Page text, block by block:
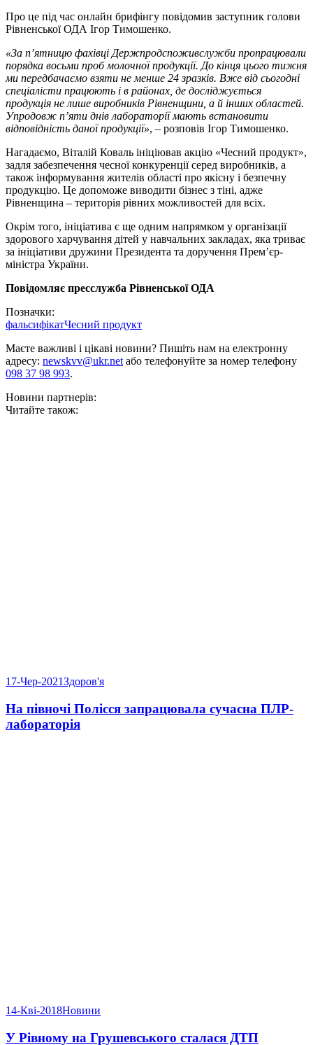
Про це під час онлайн брифінгу повідомив заступник голови
Рівненської ОДА Ігор Тимошенко.
«За п’ятницю фахівці Держпродспоживслужби пропрацювали
порядка восьми проб молочної продукції. До кінця цього тижня
ми передбачаємо взяти не менше 24 зразків. Вже від сьогодні
спеціалісти працюють і в районах, де досліджується
продукція не лише виробників Рівненщини, а й інших областей.
Упродовж п’яти днів лабораторії мають встановити
відповідність даної продукції», – розповів Ігор Тимошенко.
Нагадаємо, Віталій Коваль ініціював акцію «Чесний продукт»,
задля забезпечення чесної конкуренції серед виробників, а
також інформування жителів області про якісну і безпечну
продукцію. Це допоможе виводити бізнес з тіні, адже
Рівненщина – територія рівних можливостей для всіх.
Окрім того, ініціатива є ще одним напрямком у організації
здорового харчування дітей у навчальних закладах, яка триває
за ініціативи дружини Президента та доручення Прем’єр-
міністра України.
Повідомляє пресслужба Рівненської ОДА
Позначки:
фальсифікатЧесний продукт
Маєте важливі і цікаві новини? Пишіть нам на електронну
адресу: newskvv@ukr.netабо телефонуйте за номер телефону
098 37 98 993.
Новини партнерів:
Читайте також:
17-Чер-2021Здоров'я
На півночі Полісся запрацювала сучасна ПЛР-
лабораторія
14-Кві-2018Новини
У Рівному на Грушевського сталася ДТП